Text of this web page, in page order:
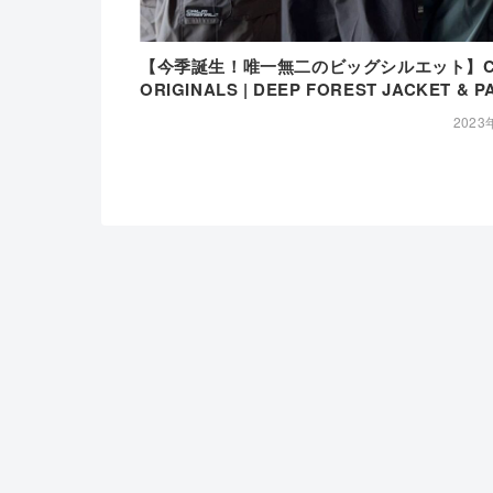
【今季誕生！唯一無二のビッグシルエット】
ORIGINALS | DEEP FOREST JACKET &
2023